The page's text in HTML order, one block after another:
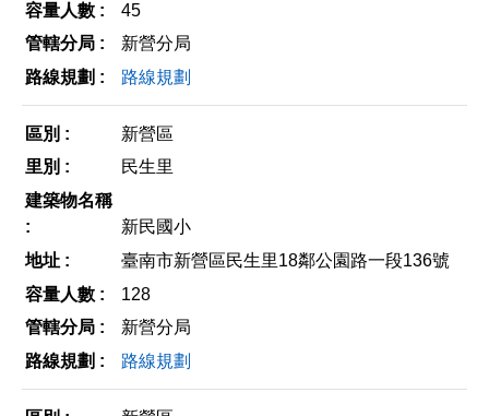
45
新營分局
路線規劃
新營區
民生里
新民國小
臺南市新營區民生里18鄰公園路一段136號
128
新營分局
路線規劃